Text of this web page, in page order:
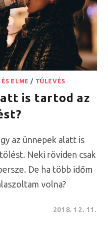
ELME / TÚLEVÉS
is tartod az
az ünnepek alatt is
Neki röviden csak
De ha több időm
volna?
2018. 12. 11.